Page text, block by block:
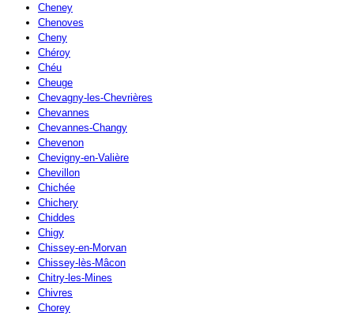
Cheney
Chenoves
Cheny
Chéroy
Chéu
Cheuge
Chevagny-les-Chevrières
Chevannes
Chevannes-Changy
Chevenon
Chevigny-en-Valière
Chevillon
Chichée
Chichery
Chiddes
Chigy
Chissey-en-Morvan
Chissey-lès-Mâcon
Chitry-les-Mines
Chivres
Chorey